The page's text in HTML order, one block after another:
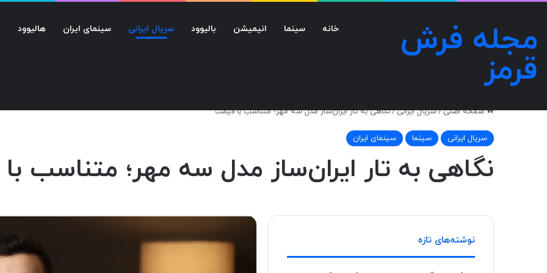
مجله فرش
قرمز
خانه سینما انیمیشن بالیوود سریال ایرانی سینمای ایران هالیوود
صفحه اصلی/سریال ایرانی/نگاهی به تار ایران‌ساز مدل سه مهر؛ متناسب با قیمت
سریال ایرانی سینما سینمای ایران
نگاهی به تار ایران‌ساز مدل سه مهر؛ متناسب
نوشته‌های تازه